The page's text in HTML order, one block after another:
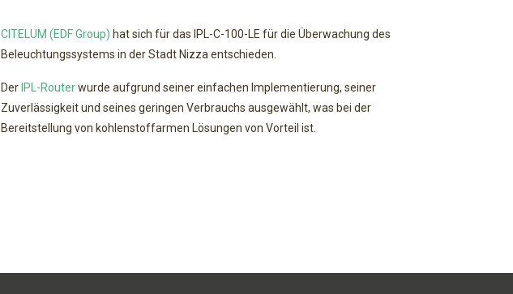
CITELUM (EDF Group) hat sich für das IPL-C-100-LE für die Überwachung des
Beleuchtungssystems in der Stadt Nizza entschieden.
Der IPL-Routerwurde aufgrund seiner einfachen Implementierung, seiner
Zuverlässigkeit und seines geringen Verbrauchs ausgewählt, was bei der
Bereitstellung von kohlenstoffarmen Lösungen von Vorteil ist.